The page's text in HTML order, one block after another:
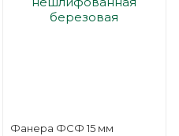
Фанера ФСФ 15 мм